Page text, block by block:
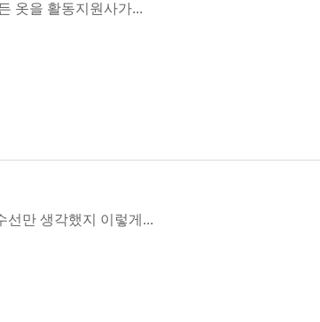
옷을 활동지원사가...
만 생각했지 이렇게...